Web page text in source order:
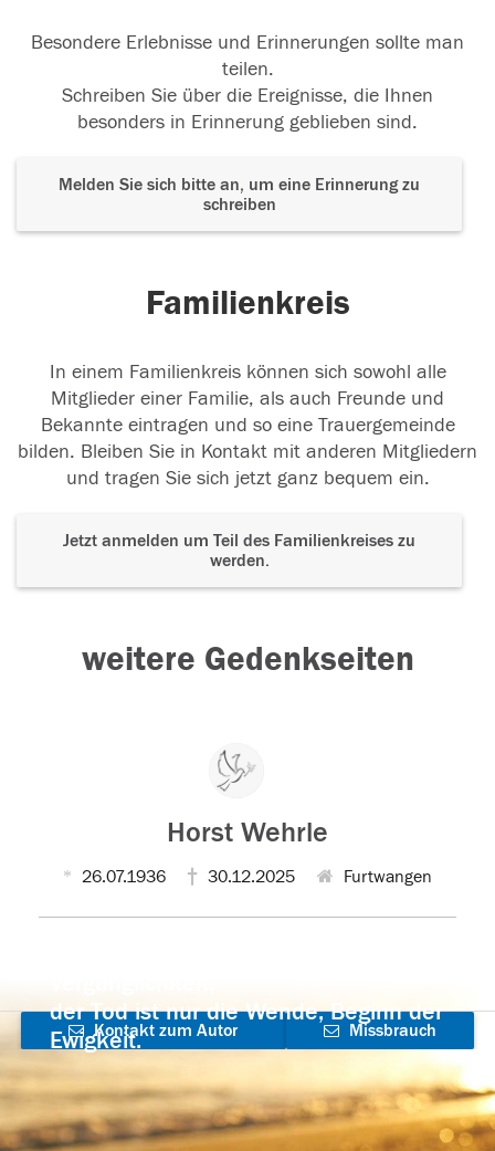
Besondere Erlebnisse und Erinnerungen sollte man
teilen.
Schreiben Sie über die Ereignisse, die Ihnen
besonders in Erinnerung geblieben sind.
Melden Sie sich bitte an, um eine Erinnerung zu
schreiben
Familienkreis
In einem Familienkreis können sich sowohl alle
Mitglieder einer Familie, als auch Freunde und
Bekannte eintragen und so eine Trauergemeinde
bilden. Bleiben Sie in Kontakt mit anderen Mitgliedern
und tragen Sie sich jetzt ganz bequem ein.
Jetzt anmelden um Teil des Familienkreises zu
werden.
weitere Gedenkseiten
Horst Wehrle
26.07.1936 30.12.2025 Furtwangen
der Tod ist nur die Wende, Beginn der
Ewigkeit.
Kontakt zum Autor
aufnehmen
Missbrauch